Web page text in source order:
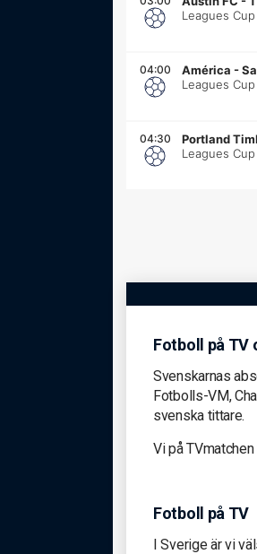
Leagues Cup
04:00 América -
Leagues Cup
04:30 Portland
Leagues Cup
Fotboll på TV
Svenskarnas
Fotbolls-VM,
svenska tittare.
Vi på
Fotboll på TV
I Sverige är vi